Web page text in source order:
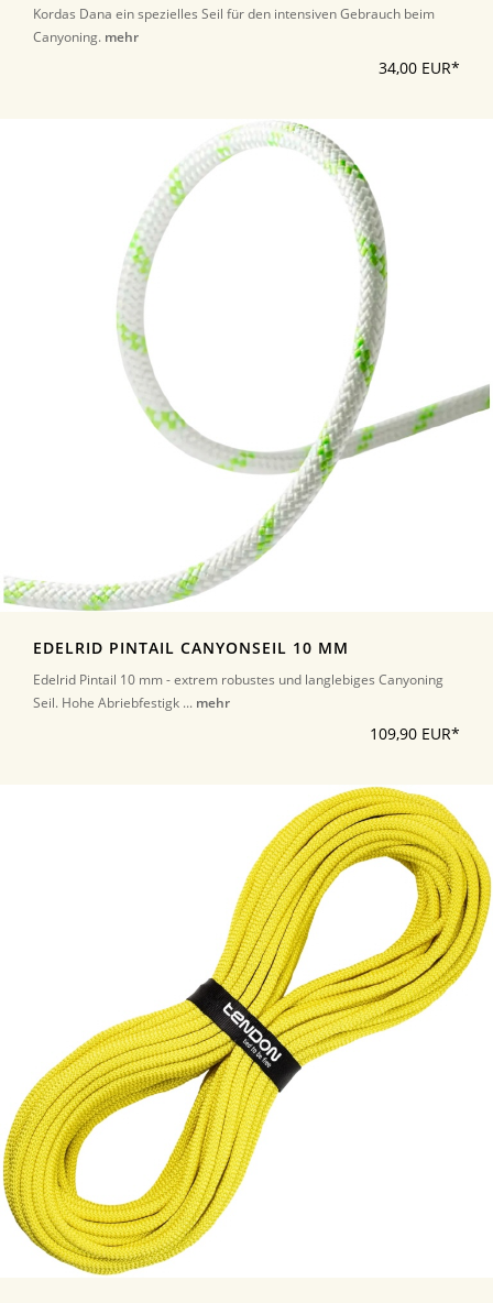
Kordas Dana ein spezielles Seil für den intensiven Gebrauch beim
Canyoning. mehr
34,00 EUR*
EDELRID PINTAIL CANYONSEIL 10 MM
Edelrid Pintail 10 mm - extrem robustes und langlebiges Canyoning
Seil. Hohe Abriebfestigk ... mehr
109,90 EUR*